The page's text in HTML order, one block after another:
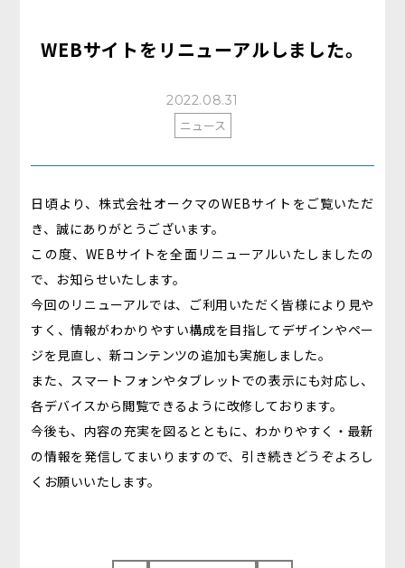
WEBサイトをリニューアルしました。
2022.08.31
ニュース
日頃より、株式会社オークマのWEBサイトをご覧いただ
き、誠にありがとうございます。
この度、WEBサイトを全面リニューアルいたしましたの
で、お知らせいたします。
今回のリニューアルでは、ご利用いただく皆様により見や
すく、情報がわかりやすい構成を目指してデザインやペー
ジを見直し、新コンテンツの追加も実施しました。
また、スマートフォンやタブレットでの表示にも対応し、
各デバイスから閲覧できるように改修しております。
今後も、内容の充実を図るとともに、わかりやすく・最新
の情報を発信してまいりますので、引き続きどうぞよろし
くお願いいたします。